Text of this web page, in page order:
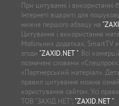
При цитуванні і використанні
Інтернеті відкриті для
нижче першого абзацу на
Цитування і використання
Мобільних додатках,
згоди "ZAXID.NET ". Всі
позначені словами
«Партнерський матеріал».
правил цитування можна
користування сайтом. Усі
ТОВ “ЗАХІД.НЕТ”, "ZAXID.NET ".